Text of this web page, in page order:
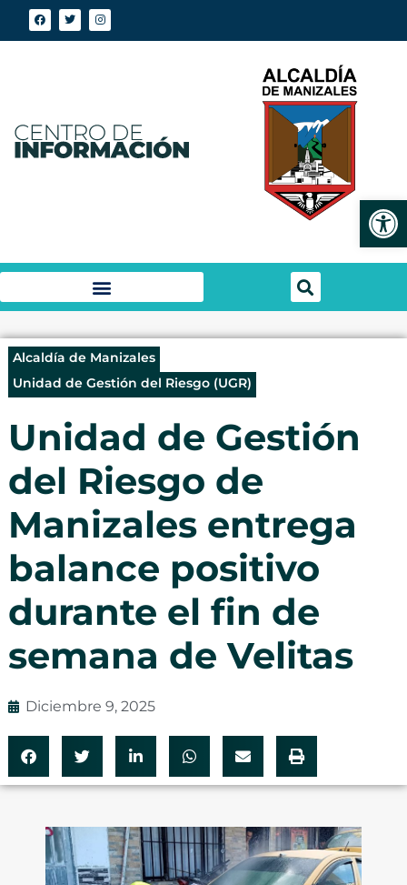
Alcaldía de Manizales
Unidad de Gestión del Riesgo (UGR)
Unidad de Gestión
del Riesgo de
Manizales entrega
balance positivo
durante el fin de
semana de Velitas
Diciembre 9, 2025